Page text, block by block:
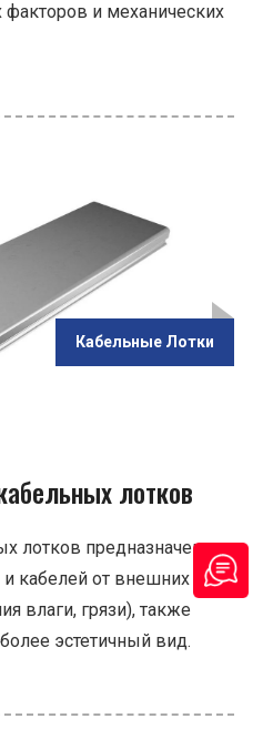
и механических
Кабельные Лотки
лотков
лотков предназначены
кабелей от внешних
влаги, грязи), также
эстетичный вид.